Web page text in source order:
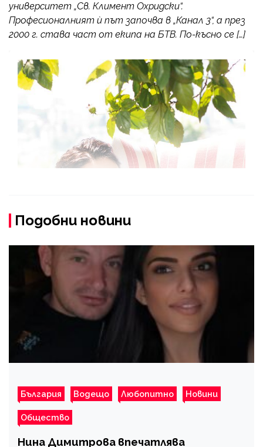
университет „Св. Климент Охридски“.
Професионалният ѝ път започва в „Канал 3“, а през
2000 г. става част от екипа на БТВ. По-късно се […]
Подобни новини
България Водещо Любопитно Новини
Общество
Нина Димитрова впечатлява